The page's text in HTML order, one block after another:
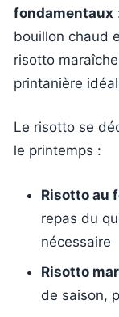
fondamentaux
bouillon chaud
risotto
printanière
Le risotto se
le printemps :
Risotto au
repas du
nécessaire
Risotto
de saison,